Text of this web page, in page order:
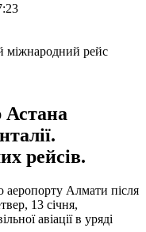
Астана
рейсів.
Алмати після
13 січня,
авіації в уряді